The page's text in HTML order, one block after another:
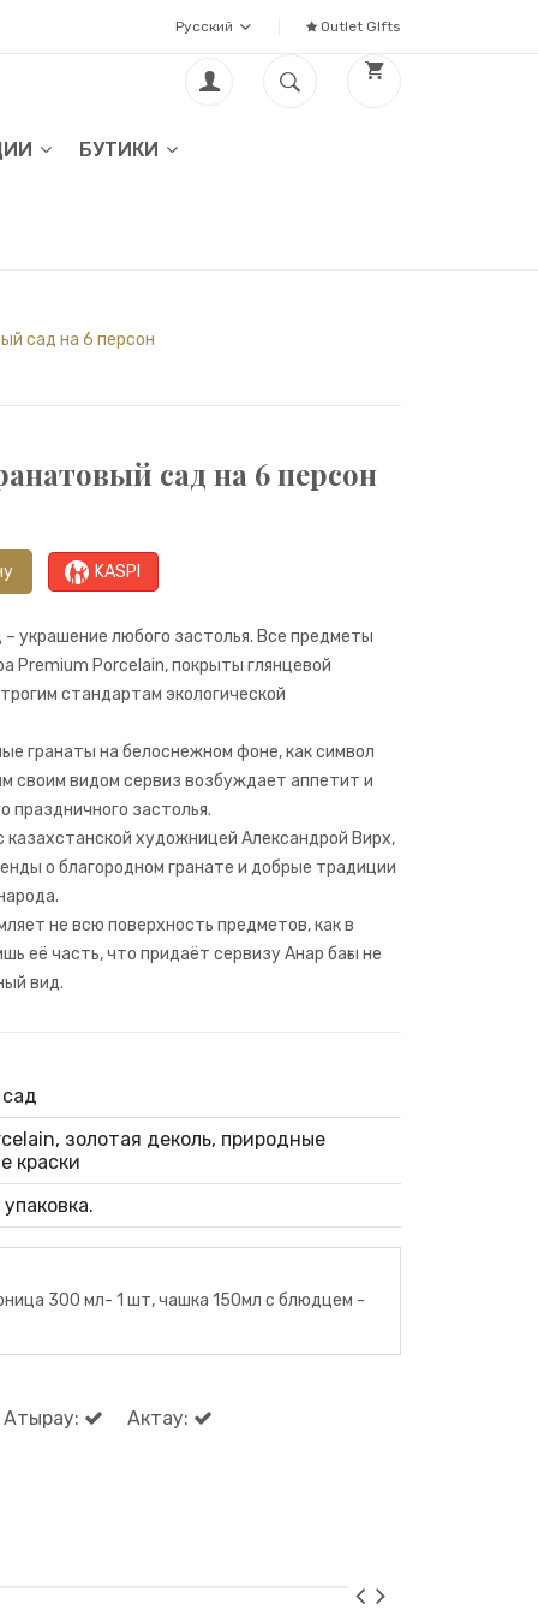
Русский Outlet GIfts
БУТИКИ
сад на 6 персон
сад на 6 персон
KASPI
украшение любого застолья. Все предметы
Premium Porcelain, покрыты глянцевой
стандартам экологической
гранаты на белоснежном фоне, как символ
своим видом сервиз возбуждает аппетит и
праздничного застолья.
казахстанской художницей Александрой Вирх,
о благородном гранате и добрые традиции
не всю поверхность предметов, как в
её часть, что придаёт сервизу Анар бағы не
вид.
золотая деколь, природные
краски
300 мл- 1 шт, чашка 150мл с блюдцем -
Атырау: Актау: